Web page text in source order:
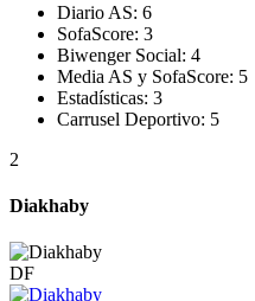
Diario AS: 6
SofaScore: 3
Biwenger Social: 4
Media AS y SofaScore: 5
Estadísticas: 3
Carrusel Deportivo: 5
2
Diakhaby
DF